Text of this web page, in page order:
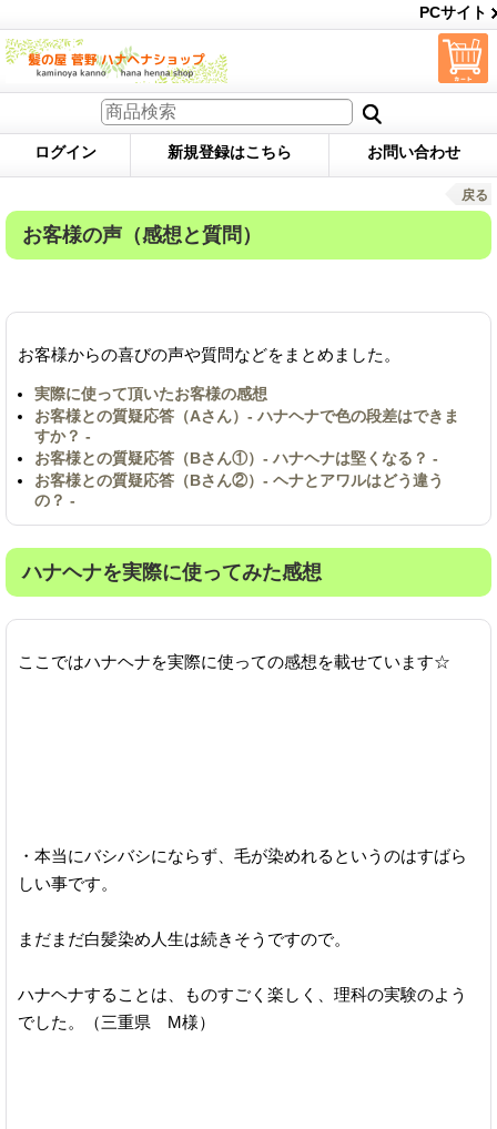
PCサイト
ログイン 新規登録はこちら お問い合わせ
お客様の声（感想と質問）
戻る
お客様からの喜びの声や質問などをまとめました。
実際に使って頂いたお客様の感想
お客様との質疑応答（Aさん）- ハナヘナで色の段差はできま
すか？ -
お客様との質疑応答（Bさん①）- ハナヘナは堅くなる？ -
お客様との質疑応答（Bさん②）- ヘナとアワルはどう違う
の？ -
ハナヘナを実際に使ってみた感想
ここではハナヘナを実際に使っての感想を載せています☆
・本当にバシバシにならず、毛が染めれるというのはすばら
しい事です。
まだまだ白髪染め人生は続きそうですので。
ハナヘナすることは、ものすごく楽しく、理科の実験のよう
でした。（三重県 M様）